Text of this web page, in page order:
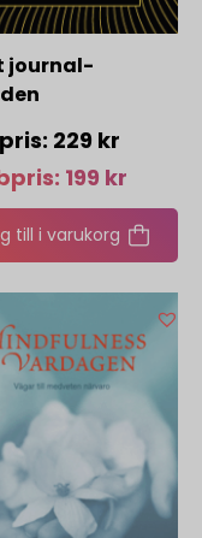
journal-
229 kr
199 kr
till i varukorg